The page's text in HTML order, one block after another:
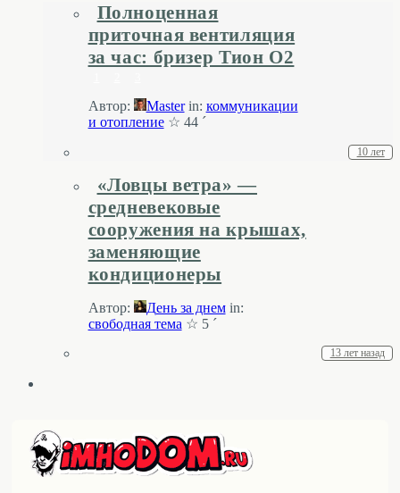
Полноценная
приточная вентиляция
за час: бризер Тион О2
Автор: Master in: коммуникации
и отопление☆ 44 ´
10 лет
«Ловцы ветра» —
средневековые
сооружения на крышах,
заменяющие
кондиционеры
Автор: День за днем in:
свободная тема ☆ 5 ´
13 лет назад